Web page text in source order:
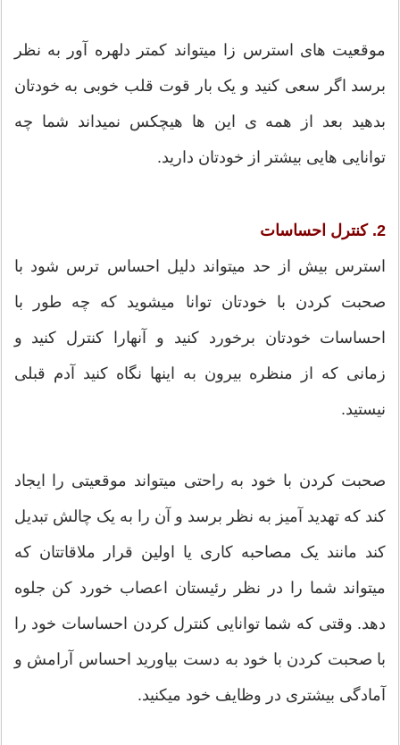
موقعیت های استرس زا میتواند کمتر دلهره آور به نظر
برسد اگر سعی کنید و یک بار قوت قلب خوبی به خودتان
بدهید بعد از همه ی این ها هیچکس نمیداند شما چه
توانایی هایی بیشتر از خودتان دارید.
2. کنترل احساسات
استرس بیش از حد میتواند دلیل احساس ترس شود با
صحبت کردن با خودتان توانا میشوید که چه طور با
احساسات خودتان برخورد کنید و آنهارا کنترل کنید و
زمانی که از منظره بیرون به اینها نگاه کنید آدم قبلی
نیستید.
صحبت کردن با خود به راحتی میتواند موقعیتی را ایجاد
کند که تهدید آمیز به نظر برسد و آن را به یک چالش تبدیل
کند مانند یک مصاحبه کاری یا اولین قرار ملاقاتتان که
میتواند شما را در نظر رئیستان اعصاب خورد کن جلوه
دهد. وقتی که شما توانایی کنترل کردن احساسات خود را
با صحبت کردن با خود به دست بیاورید احساس آرامش و
آمادگی بیشتری در وظایف خود میکنید.